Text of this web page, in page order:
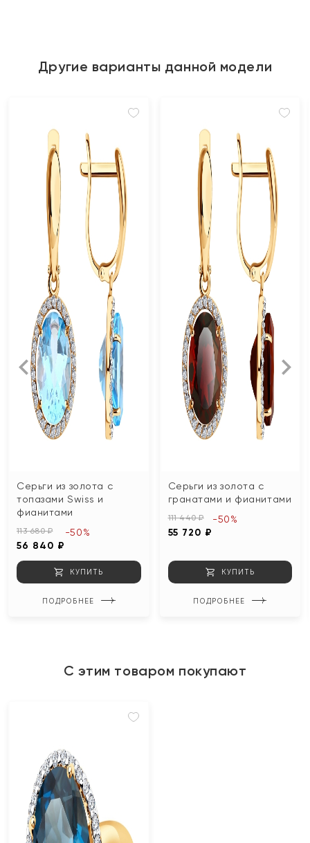
Другие варианты данной модели
Серьги из золота с
топазами Swiss и
фианитами
113 680 ₽
56 840 ₽
-50%
КУПИТЬ
ПОДРОБНЕЕ
Серьги из золота с
гранатами и фианитами
111 440 ₽
55 720 ₽
-50%
КУПИТЬ
ПОДРОБНЕЕ
С этим товаром покупают